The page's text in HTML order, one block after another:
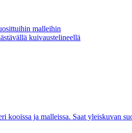
malleihin
kuivaustelineellä
ja malleissa. Saat yleiskuvan